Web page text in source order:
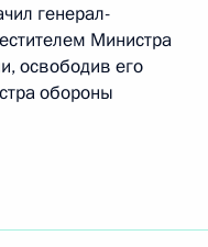
генерал-
Министра
освободив его
обороны